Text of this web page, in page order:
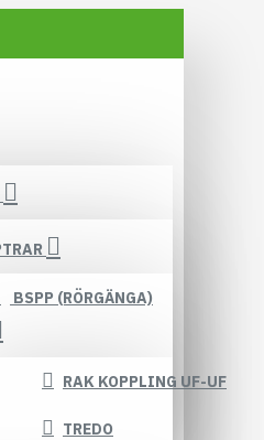
BSPP (RÖRGÄNGA)
RAK KOPPLING UF-UF
TREDO